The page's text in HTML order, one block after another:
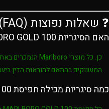
❓ שאלות נפוצות (FAQ)
האם הסיגריות MARLBORO GOLD 100 מקוריות?
כן. כל מוצריMarlboroהנמכרים
המשווקים בהתאם להוראות הדין
כמה סיגריות מכילה חפיסת MARLBORO GOLD 100?